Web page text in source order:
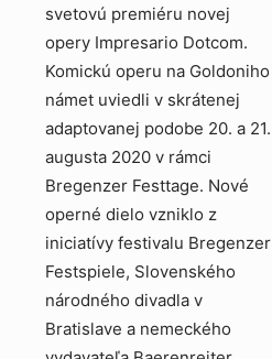
svetovú premiéru novej
opery Impresario Dotcom.
Komickú operu na Goldoniho
námet uviedli v skrátenej
adaptovanej podobe 20. a 21.
augusta 2020 v rámci
Bregenzer Festtage. Nové
operné dielo vzniklo z
iniciatívy festivalu Bregenzer
Festspiele, Slovenského
národného divadla v
Bratislave a nemeckého